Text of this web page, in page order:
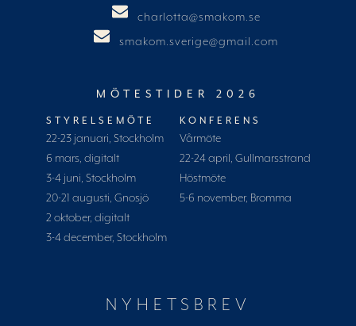
charlotta@smakom.se
smakom.sverige@gmail.com
MÖTESTIDER 2026
STYRELSEMÖTE
22-23 januari, Stockholm
6 mars, digitalt
3-4 juni, Stockholm
20-21 augusti, Gnosjö
2 oktober, digitalt
3-4 december, Stockholm
KONFERENS
Vårmöte
22-24 april, Gullmarsstrand
Höstmöte
5-6 november, Bromma
NYHETSBREV